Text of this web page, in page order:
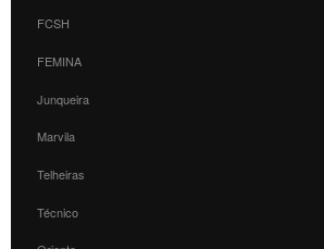
FCSH
FEMINA
Junqueira
Marvila
Telheiras
Técnico